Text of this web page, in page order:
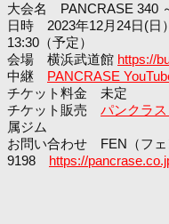
大会名 PANCRASE 340
日時 2023年12月24日(日
13:30（予定）
会場 横浜武道館 https://
中継 PANCRASE
チケット料金 未定
チケット販売 パンクラ
属ジム
お問い合わせ FEN（フ
9198 https://